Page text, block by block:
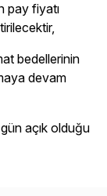
pay fiyatı
bedellerinin
devam
açık olduğu